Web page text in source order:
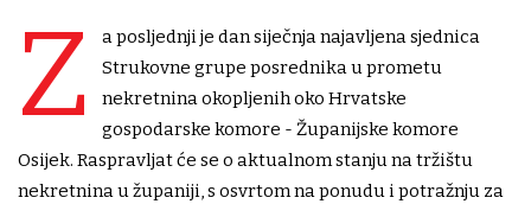
Z
a posljednji je dan siječnja najavljena sjednica
Strukovne grupe posrednika u prometu
nekretnina okopljenih oko Hrvatske
gospodarske komore - Županijske komore
Osijek. Raspravljat će se o aktualnom stanju na tržištu
nekretnina u županiji, s osvrtom na ponudu i potražnju za